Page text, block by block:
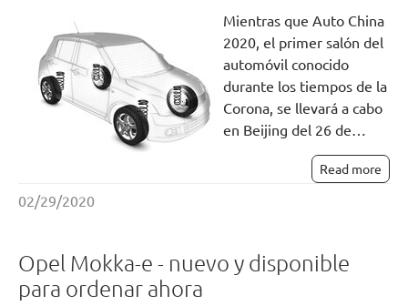
Mientras que Auto China
2020, el primer salón del
automóvil conocido
durante los tiempos de la
Corona, se llevará a cabo
en Beijing del 26 de…
Read more
02/29/2020
Opel Mokka-e - nuevo y disponible
para ordenar ahora